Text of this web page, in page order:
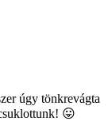
úgy tönkrevágta
😛